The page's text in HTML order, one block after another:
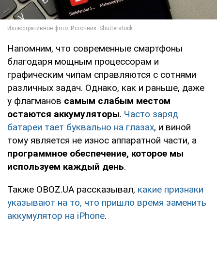
Напомним, что современные смартфоны
благодаря мощным процессорам и
графическим чипам справляются с сотнями
различных задач. Однако, как и раньше, даже
у флагманов самым слабым местом
остаются аккумуляторы. Часто заряд
батареи тает буквально на глазах, и виной
тому является не износ аппаратной части, а
программное обеспечение, которое мы
используем каждый день.
Также OBOZ.UA рассказывал, какие признаки
указывают на то, что пришло время заменить
аккумулятор на iPhone.